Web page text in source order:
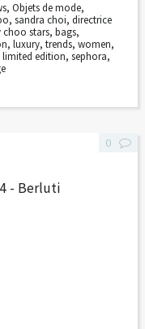
, Objets de mode,
,sandra choi,directrice
stars, bags,
, luxury, trends, women,
limited edition, sephora,
- Berluti
0